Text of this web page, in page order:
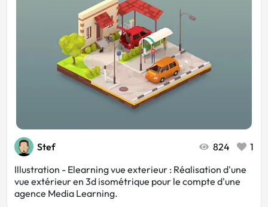
Stef 824
1
Illustration - Elearning vue exterieur : Réalisation d'une
vue extérieur en 3d isométrique pour le compte d'une
agence Media Learning.